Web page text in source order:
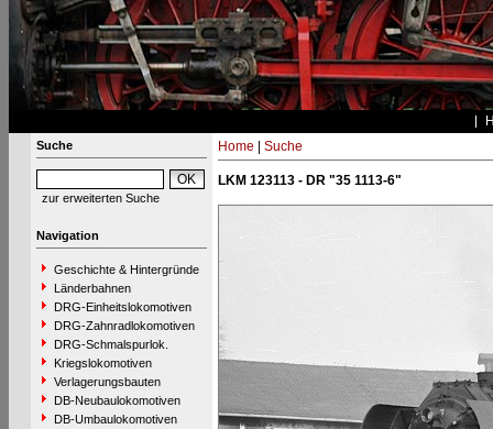
Suche
zur erweiterten Suche
Navigation
Geschichte & Hintergründe
Länderbahnen
DRG-Einheitslokomotiven
DRG-Zahnradlokomotiven
DRG-Schmalspurlok.
Kriegslokomotiven
Verlagerungsbauten
DB-Neubaulokomotiven
DB-Umbaulokomotiven
Home Suche
LKM 123113 - DR "35 1113-6"